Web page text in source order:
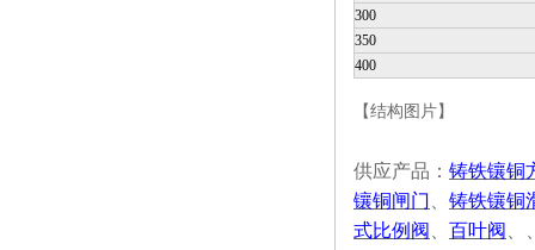
300
350
400
【结构图片】
供应产品： 铸铁镶铜
镶铜闸门
铸铁镶铜
式比例阀
百叶阀